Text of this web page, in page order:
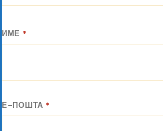
ИМЕ *
Е-ПОШТА *